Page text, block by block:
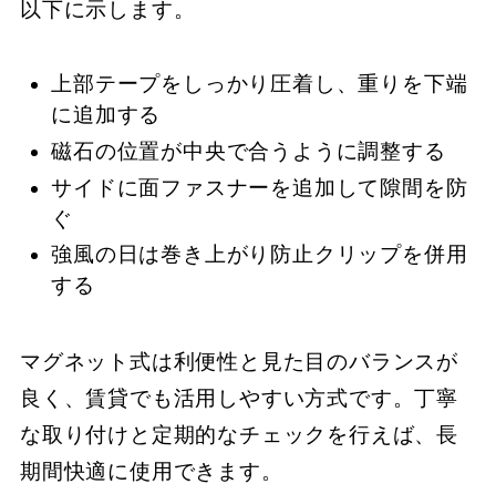
以下に示します。
上部テープをしっかり圧着し、重りを下端
に追加する
磁石の位置が中央で合うように調整する
サイドに面ファスナーを追加して隙間を防
ぐ
強風の日は巻き上がり防止クリップを併用
する
マグネット式は利便性と見た目のバランスが
良く、賃貸でも活用しやすい方式です。丁寧
な取り付けと定期的なチェックを行えば、長
期間快適に使用できます。